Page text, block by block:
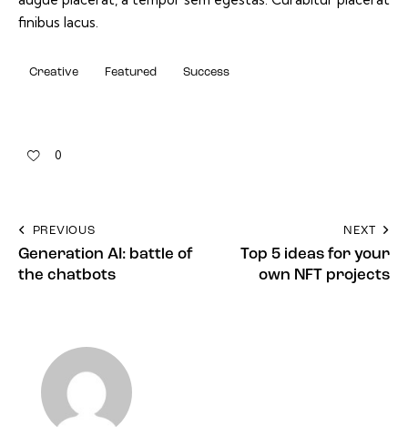
finibus lacus.
Creative Featured Success
0
PREVIOUS
Generation AI: battle of
the chatbots
NEXT
Top 5 ideas for your
own NFT projects